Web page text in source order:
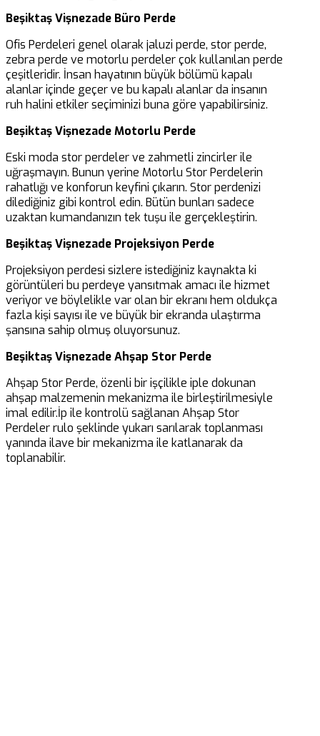
Beşiktaş Vişnezade Büro Perde
Ofis Perdeleri genel olarak jaluzi perde, stor perde,
zebra perde ve motorlu perdeler çok kullanılan perde
çeşitleridir. İnsan hayatının büyük bölümü kapalı
alanlar içinde geçer ve bu kapalı alanlar da insanın
ruh halini etkiler seçiminizi buna göre yapabilirsiniz.
Beşiktaş Vişnezade Motorlu Perde
Eski moda stor perdeler ve zahmetli zincirler ile
uğraşmayın. Bunun yerine Motorlu Stor Perdelerin
rahatlığı ve konforun keyfini çıkarın. Stor perdenizi
dilediğiniz gibi kontrol edin. Bütün bunları sadece
uzaktan kumandanızın tek tuşu ile gerçekleştirin.
Beşiktaş Vişnezade Projeksiyon Perde
Projeksiyon perdesi sizlere istediğiniz kaynakta ki
görüntüleri bu perdeye yansıtmak amacı ile hizmet
veriyor ve böylelikle var olan bir ekranı hem oldukça
fazla kişi sayısı ile ve büyük bir ekranda ulaştırma
şansına sahip olmuş oluyorsunuz.
Beşiktaş Vişnezade Ahşap Stor Perde
Ahşap Stor Perde, özenli bir işçilikle iple dokunan
ahşap malzemenin mekanizma ile birleştirilmesiyle
imal edilir.İp ile kontrolü sağlanan Ahşap Stor
Perdeler rulo şeklinde yukarı sarılarak toplanması
yanında ilave bir mekanizma ile katlanarak da
toplanabilir.